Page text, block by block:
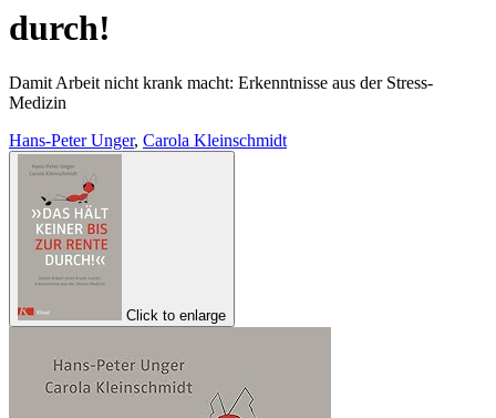
durch!
Damit Arbeit nicht krank macht: Erkenntnisse aus der Stress-
Medizin
Hans-Peter Unger, Carola Kleinschmidt
Click to enlarge